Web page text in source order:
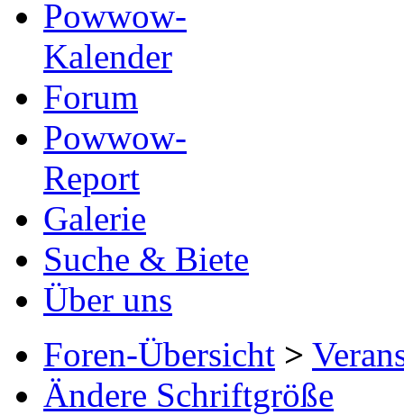
Powwow-
Kalender
Forum
Powwow-
Report
Galerie
Suche & Biete
Über uns
Foren-Übersicht >
Ändere Schriftgröße